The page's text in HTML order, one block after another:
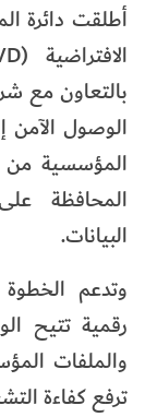
أطلقت دائرة
بالتعاون مع
الوصول الآمن
المؤسسية من
المحافظة
البيانات.
وتدعم
رقمية تتيح
والملفات
ترفع كفاءة